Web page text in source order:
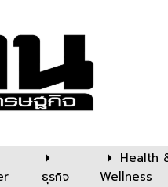
ธุรกิจ
Health
Wellness